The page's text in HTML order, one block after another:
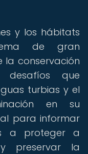
y los hábitats
de gran
conservación
desafíos que
turbias y el
en su
para informar
a proteger a
preservar la